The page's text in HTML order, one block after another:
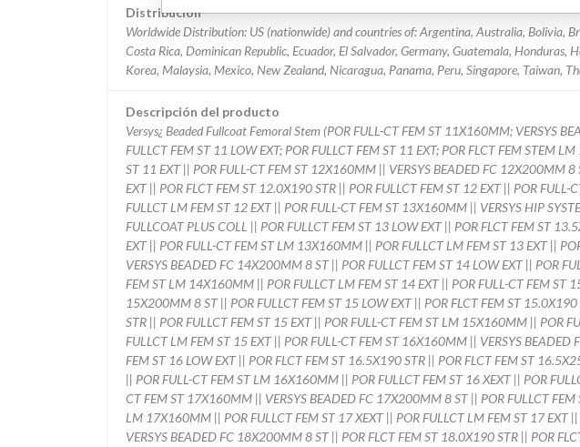
Distribución
Worldwide Distribution: US (nationwide) and countries of: Argentina, Australia, Bolivia,
Costa Rica, Dominican Republic, Ecuador, El Salvador, Germany, Guatemala, Honduras,
Korea, Malaysia, Mexico, New Zealand, Nicaragua, Panama, Peru, Singapore, Taiwan,
Descripción del producto
Versys¿ Beaded Fullcoat Femoral Stem (POR FULL-CT FEM ST 11X160MM; VERSYS
FULLCT FEM ST 11 LOW EXT; POR FULLCT FEM ST 11 EXT; POR FLCT FEM STEM
ST 11 EXT || POR FULL-CT FEM ST 12X160MM || VERSYS BEADED FC 12X200MM 8
EXT || POR FLCT FEM ST 12.0X190 STR || POR FULLCT FEM ST 12 EXT || POR
FULLCT LM FEM ST 12 EXT || POR FULL-CT FEM ST 13X160MM || VERSYS HIP
FULLCOAT PLUS COLL || POR FULLCT FEM ST 13 LOW EXT || POR FLCT FEM ST
EXT || POR FULL-CT FEM ST LM 13X160MM || POR FULLCT LM FEM ST 13 EXT ||
VERSYS BEADED FC 14X200MM 8 ST || POR FULLCT FEM ST 14 LOW EXT || POR
FEM ST LM 14X160MM || POR FULLCT LM FEM ST 14 EXT || POR FULL-CT FEM ST
15X200MM 8 ST || POR FULLCT FEM ST 15 LOW EXT || POR FLCT FEM ST
STR || POR FULLCT FEM ST 15 EXT || POR FULL-CT FEM ST LM 15X160MM || POR
FULLCT LM FEM ST 15 EXT || POR FULL-CT FEM ST 16X160MM || VERSYS
FEM ST 16 LOW EXT || POR FLCT FEM ST 16.5X190 STR || POR FLCT FEM ST
|| POR FULL-CT FEM ST LM 16X160MM || POR FULLCT FEM ST 16 XEXT || POR
CT FEM ST 17X160MM || VERSYS BEADED FC 17X200MM 8 ST || POR FULLCT FEM
LM 17X160MM || POR FULLCT FEM ST 17 XEXT || POR FULLCT LM FEM ST 17 EXT
VERSYS BEADED FC 18X200MM 8 ST || POR FLCT FEM ST 18.0X190 STR || POR